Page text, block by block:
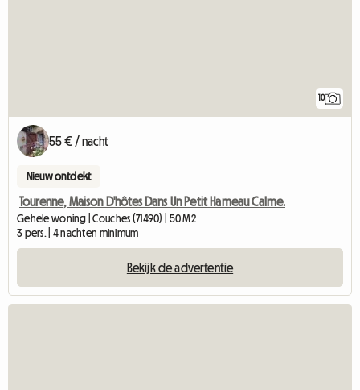
10
55 € / nacht
Nieuw ontdekt
Tourenne, Maison D'hôtes Dans Un Petit Hameau Calme.
Gehele woning | Couches (71490) | 50 M2
3 pers. | 4 nachten minimum
Bekijk de advertentie